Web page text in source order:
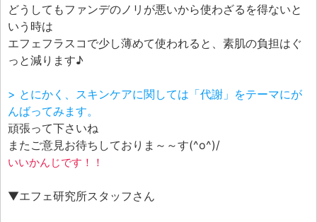
どうしてもファンデのノリが悪いから使わざるを得ないと
いう時は
エフェフラスコで少し薄めて使われると、素肌の負担はぐ
っと減ります♪
> とにかく、スキンケアに関しては「代謝」をテーマにが
んばってみます。
頑張って下さいね
またご意見お待ちしておりま～～す(^o^)/
いいかんじです！！
▼エフェ研究所スタッフさん